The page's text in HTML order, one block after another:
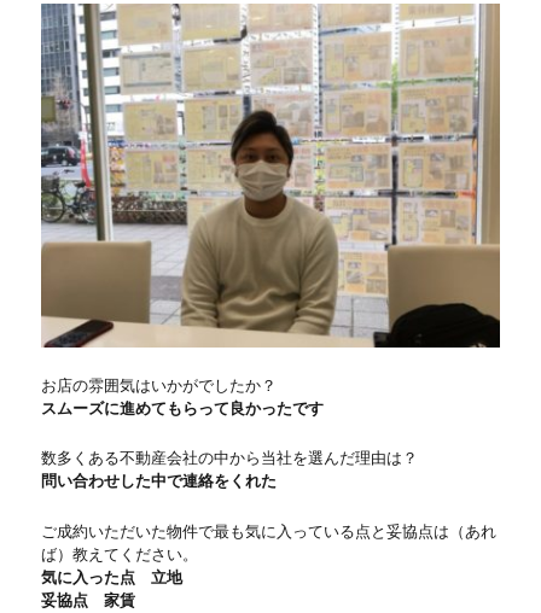
お店の雰囲気はいかがでしたか？
スムーズに進めてもらって良かったです
数多くある不動産会社の中から当社を選んだ理由は？
問い合わせした中で連絡をくれた
ご成約いただいた物件で最も気に入っている点と妥協点は（あれ
ば）教えてください。
気に入った点 立地
妥協点 家賃